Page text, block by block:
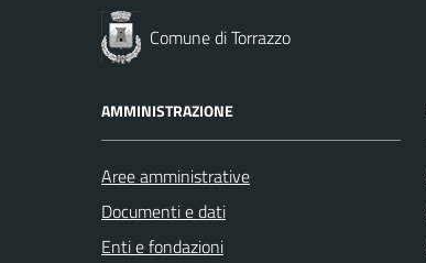
Comune di Torrazzo
AMMINISTRAZIONE
Aree amministrative
Documenti e dati
Enti e fondazioni